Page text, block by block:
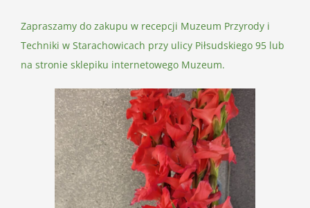
Zapraszamy do zakupu w recepcji Muzeum Przyrody i
Techniki w Starachowicach przy ulicy Piłsudskiego 95 lub
na stronie sklepiku internetowego Muzeum.